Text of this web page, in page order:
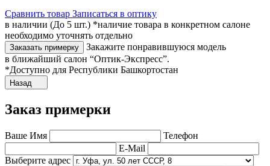
Сравнить товар Записаться в оптику
в наличии (До 5 шт.) *наличие товара в конкретном салоне
необходимо уточнять отдельно
Заказать примерку
Закажите понравившуюся модель
в ближайший салон “Оптик-Экспресс”.
*Доступно для Республики Башкортостан
Назад
Заказ примерки
Ваше Имя
Телефон
E-Mail
Выберите адрес